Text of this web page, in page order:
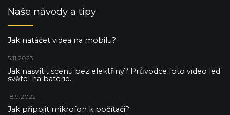
Naše návody a tipy
Jak natáčet videa na mobilu?
5.11.2023
Jak nasvítit scénu bez elektřiny? Průvodce foto video led
světel na baterie.
18.9.2022
Jak připojit mikrofon k počítači?